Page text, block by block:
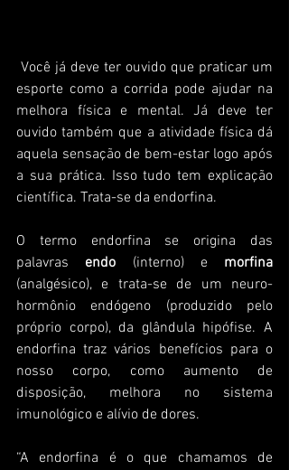
esporte como a corrida pode ajudar na
melhora física e mental. Já deve ter
ouvido também que a atividade física dá
aquela sensação de bem-estar logo após
a sua prática. Isso tudo tem explicação
científica. Trata-se da endorfina.
O termo endorfina se origina das
palavras endo (interno) e morfina
(analgésico), e trata-se de um neuro-
hormônio endógeno (produzido pelo
próprio corpo), da glândula hipófise. A
endorfina traz vários benefícios para o
nosso corpo, como aumento de
disposição, melhora no sistema
imunológico e alívio de dores.
“A endorfina é o que chamamos de